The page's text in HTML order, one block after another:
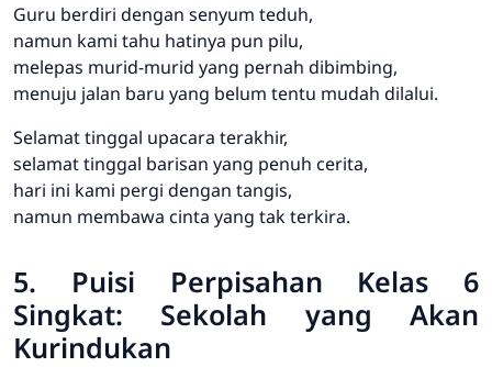
Guru berdiri dengan senyum teduh,
namun kami tahu hatinya pun pilu,
melepas murid-murid yang pernah dibimbing,
menuju jalan baru yang belum tentu mudah dilalui.
Selamat tinggal upacara terakhir,
selamat tinggal barisan yang penuh cerita,
hari ini kami pergi dengan tangis,
namun membawa cinta yang tak terkira.
5. Puisi Perpisahan Kelas 6
Singkat: Sekolah yang Akan
Kurindukan